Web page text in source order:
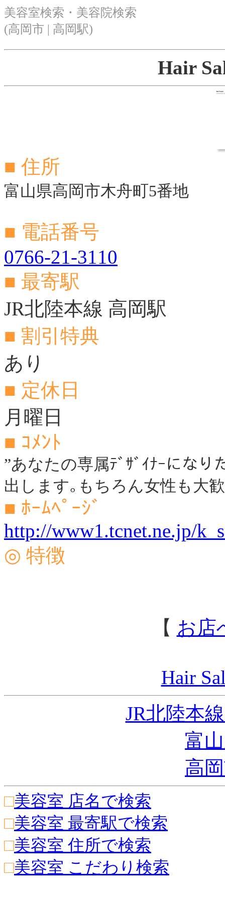
美容室検索・美容院検索
(高岡市 | 高岡駅)
Hair
■ 住所
富山県高岡市木舟町5番地
■ 電話番号
0766-21-3110
■ 最寄駅
JR北陸本線 高岡駅
■ 割引特典
あり
■ 定休日
月曜日
■ ｺﾒﾝﾄ
”あなたの専属ﾃﾞｻﾞｲﾅｰになり
出します｡もちろん女性も大
■ ﾎｰﾑﾍﾟｰｼﾞ
http://www1.tcnet.ne.jp/
◎ 特徴
【 お店
Hair
JR北陸本
富
高
□美容室 店名で検索
□美容室 最寄駅で検索
□美容室 住所で検索
□美容室 こだわり検索